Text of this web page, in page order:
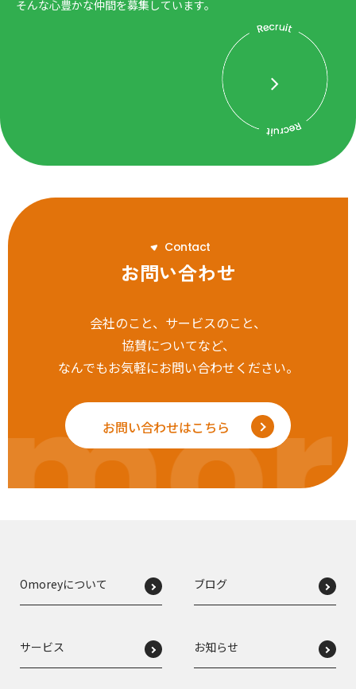
そんな心豊かな仲間を募集しています。
Contact
お問い合わせ
会社のこと、サービスのこと、
協賛についてなど、
なんでもお気軽にお問い合わせください。
お問い合わせはこちら
Omoreyについて
サービス
ブログ
お知らせ